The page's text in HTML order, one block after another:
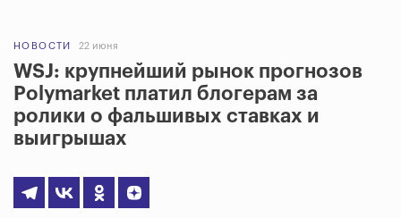
НОВОСТИ 22 июня
WSJ: крупнейший рынок прогнозов
Polymarket платил блогерам за
ролики о фальшивых ставках и
выигрышах